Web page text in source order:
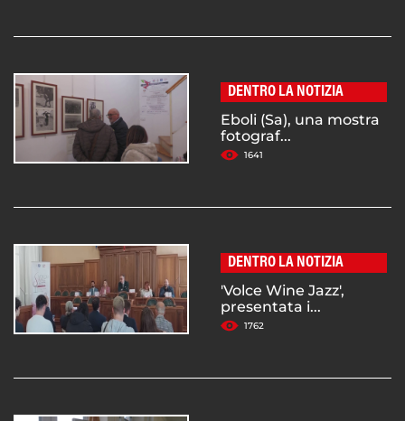
DENTRO LA NOTIZIA
Eboli (Sa), una mostra
fotograf...
1641
DENTRO LA NOTIZIA
'Volce Wine Jazz',
presentata i...
1762